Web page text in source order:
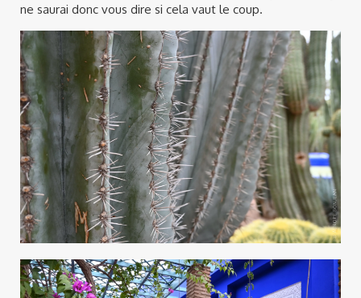
ne saurai donc vous dire si cela vaut le coup.